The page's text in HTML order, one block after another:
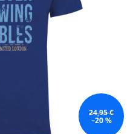
24,95 €
–20 %